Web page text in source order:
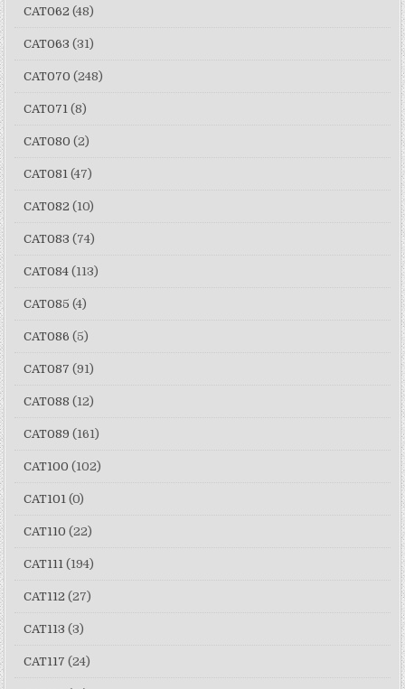
CAT062 (48)
CAT063 (31)
CAT070 (248)
CAT071 (8)
CAT080 (2)
CAT081 (47)
CAT082 (10)
CAT083 (74)
CAT084 (113)
CAT085 (4)
CAT086 (5)
CAT087 (91)
CAT088 (12)
CAT089 (161)
CAT100 (102)
CAT101 (0)
CAT110 (22)
CAT111 (194)
CAT112 (27)
CAT113 (3)
CAT117 (24)